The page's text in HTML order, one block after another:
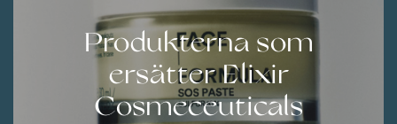
Produkterna som
ersätter Elixir
Cosmeceuticals